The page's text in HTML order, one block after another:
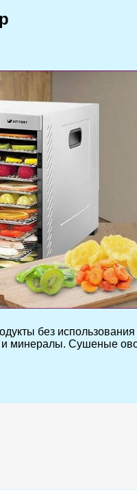
без
и минералы. Сушеные